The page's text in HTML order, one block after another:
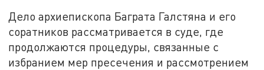
Дело архиепископа Баграта Галстяна и его
соратников рассматривается в суде, где
продолжаются процедуры, связанные с
избранием мер пресечения и рассмотрением